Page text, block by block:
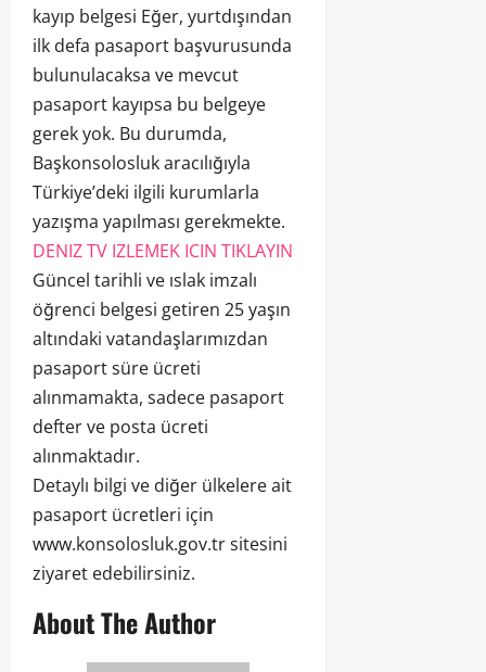
kayıp belgesi Eğer, yurtdışından
ilk defa pasaport başvurusunda
bulunulacaksa ve mevcut
pasaport kayıpsa bu belgeye
gerek yok. Bu durumda,
Başkonsolosluk aracılığıyla
Türkiye’deki ilgili kurumlarla
yazışma yapılması gerekmekte.
DENIZ TV IZLEMEK ICIN TIKLAYIN
Güncel tarihli ve ıslak imzalı
öğrenci belgesi getiren 25 yaşın
altındaki vatandaşlarımızdan
pasaport süre ücreti
alınmamakta, sadece pasaport
defter ve posta ücreti
alınmaktadır.
Detaylı bilgi ve diğer ülkelere ait
pasaport ücretleri için
www.konsolosluk.gov.tr sitesini
ziyaret edebilirsiniz.
About The Author